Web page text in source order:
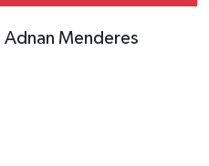
Adnan Menderes